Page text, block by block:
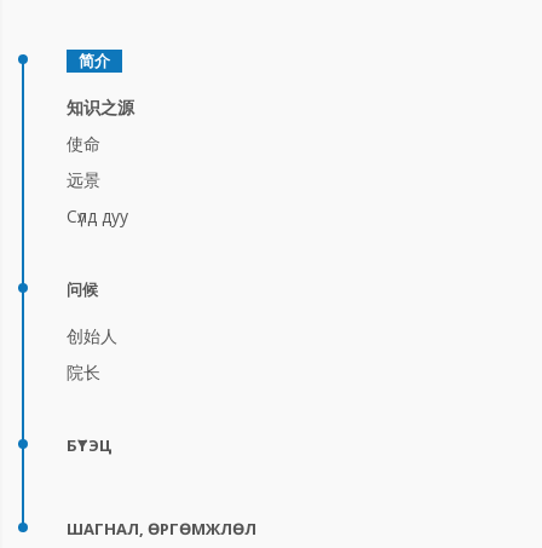
简介
知识之源
使命
远景
Сүлд дуу
问候
创始人
院长
БҮТЭЦ
ШАГНАЛ, ӨРГӨМЖЛӨЛ